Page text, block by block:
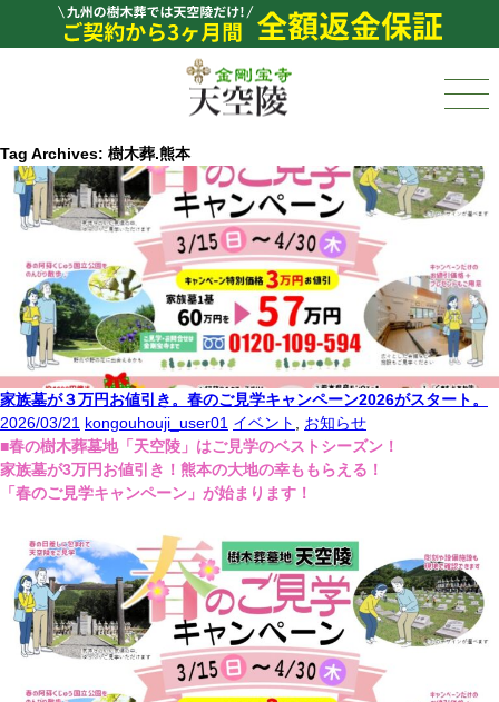
Tag Archives: 樹木葬.熊本
家族墓が３万円お値引き。春のご見学キャンペーン2026がスタート。
2026/03/21 kongouhouji_user01 イベント , お知らせ
■春の樹木葬墓地「天空陵」はご見学のベストシーズン！
家族墓が3万円お値引き！熊本の大地の幸ももらえる！
「春のご見学キャンペーン」が始まります！